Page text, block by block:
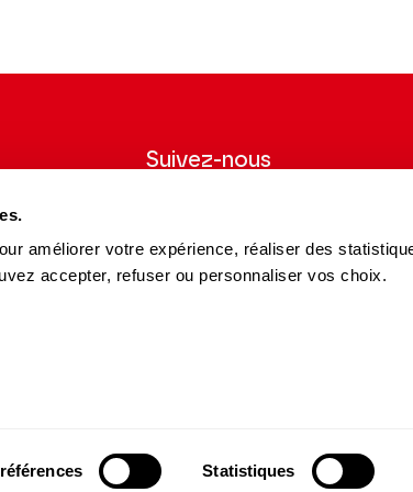
améliorer votre expérience, réaliser des
accepter, refuser ou personnaliser vos choix.
Statistiques
Théâtre.
Suivez-nous
FacebookInstagram
Tik YoutubeLinkedin
et partenaires
contact@theatrechampselysees.fr